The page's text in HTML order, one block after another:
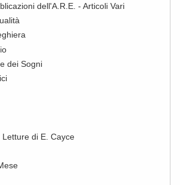
dell'A.R.E. - Articoli Vari
dei Sogni
di E. Cayce